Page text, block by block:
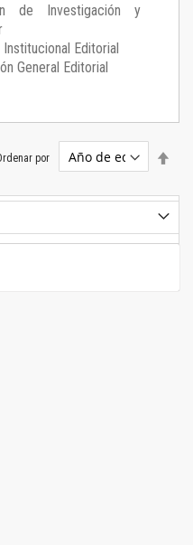
de Investigación y
Editorial
General Editorial
por